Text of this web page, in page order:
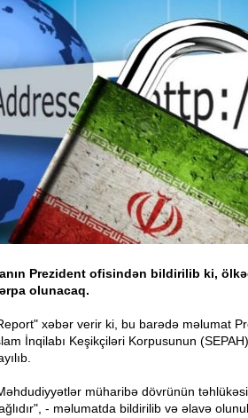
Prezident ofisindən bildirilib ki,
olunacaq.
xəbər verir ki, bu barədə məlumat
İnqilabı Keşikçiləri Korpusunun
müharibə dövrünün
- məlumatda bildirilib və əlavə